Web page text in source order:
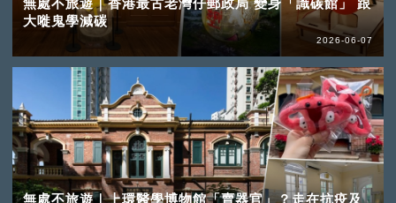
無處不旅遊｜香港最古老灣仔郵政局 變身「識碳館」 跟
大嘥鬼學減碳
2026-06-07
無處不旅遊｜上環醫學博物館「賣器官」？走在抗疫及